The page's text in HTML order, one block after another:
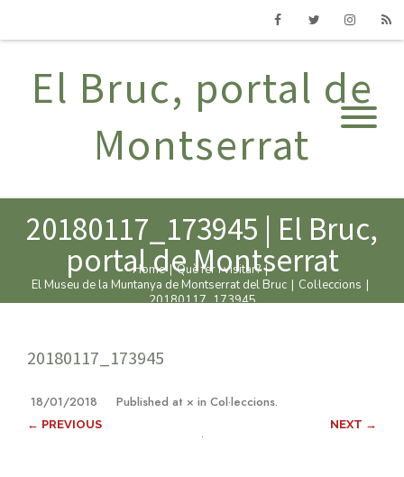
El Bruc, portal de
Montserrat
20180117_173945 | El Bruc,
portal de Montserrat
Home Què fer i visitar? |
El Museu de la Muntanya de Montserrat del Bruc
Col·leccions
20180117_173945
20180117_173945
Published
18/01/2018 at × in Col·leccions.
← PREVIOUS NEXT →